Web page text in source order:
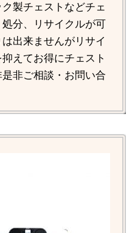
製チェストなどチェ
分、リサイクルが可
出来ませんがリサイ
えてお得にチェスト
非ご相談・お問い合